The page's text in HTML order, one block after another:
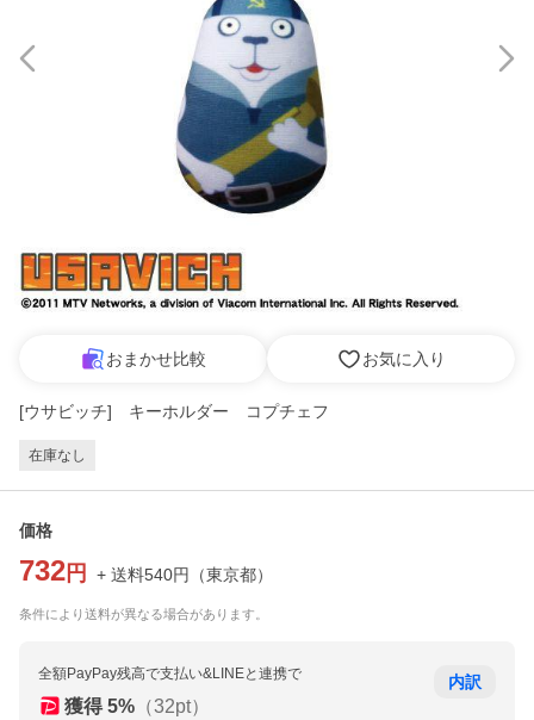
おまかせ比較 お気に入り
[ウサビッチ] キーホルダー コプチェフ
在庫なし
価格
732 円 + 送料540円 （東京都）
条件により送料が異なる場合があります。
全額PayPay残高で支払い&LINEと連携で
獲得 5% （32pt）
内訳